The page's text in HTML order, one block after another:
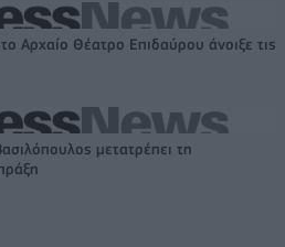
Αρχαίο Θέατρο Επιδαύρου άνοιξε τις
μετατρέπει τη